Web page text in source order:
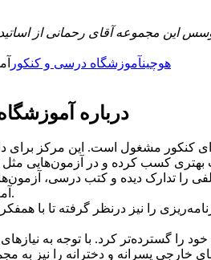
به کار کرد. مدیر موسس این مجموعه آقای
هوچینآموزشگاه درسی و کنکور
درباره
1367 به برگزاری کلاس‌های تقویتی و آماده‌سازی برای کنکور مشغول
را تدارک دیده و کتب درسی،
آموزشی را ارائه می‌نماید.
را نیز درنظر گرفته تا با
را گسترده‌تر کرد. با توجه به